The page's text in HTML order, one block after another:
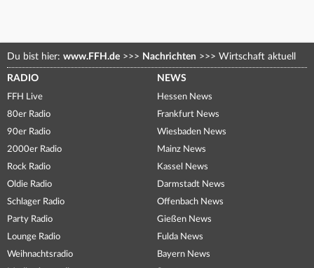
Du bist hier: www.FFH.de >>> Nachrichten >>> Wirtschaft aktuell
RADIO
FFH Live
80er Radio
90er Radio
2000er Radio
Rock Radio
Oldie Radio
Schlager Radio
Party Radio
Lounge Radio
Weihnachtsradio
NEWS
Hessen News
Frankfurt News
Wiesbaden News
Mainz News
Kassel News
Darmstadt News
Offenbach News
Gießen News
Fulda News
Bayern News